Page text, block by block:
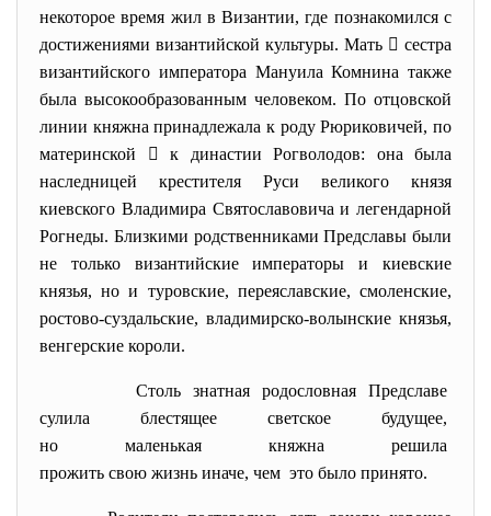
некоторое время жил в Византии, где познакомился с
достижениями византийской культуры. Мать  сестра
византийского императора Мануила Комнина также
была высокообразованным человеком. По отцовской
линии княжна принадлежала к роду Рюриковичей, по
материнской  к династии Рогволодов: она была
наследницей крестителя Руси великого князя
киевского Владимира Святославовича и легендарной
Рогнеды. Близкими родственниками Предславы были
не только византийские императоры и киевские
князья, но и туровские, переяславские, смоленские,
ростово-суздальские, владимирско-волынские князья,
венгерские короли.
Столь знатная родословная Предславе
сулила блестящее светское будущее,
но маленькая княжна решила
прожить свою жизнь иначе, чем это было принято.